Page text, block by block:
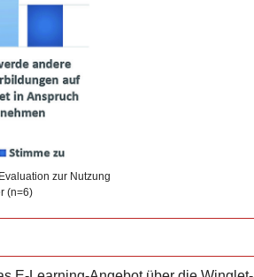
zur Nutzung
(n=6)